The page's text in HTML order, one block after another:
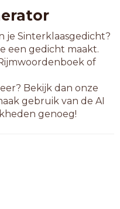
je Sinterklaasgedicht?
een gedicht maakt.
of
Bekijk dan onze
gebruik van de AI
genoeg!